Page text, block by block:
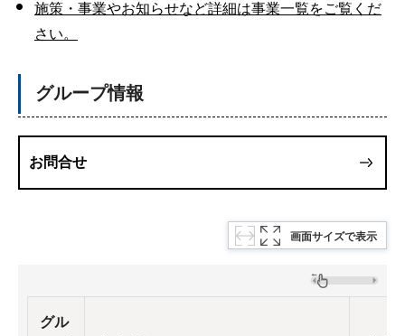
施策・事業やお知らせなど詳細は事業一覧をご覧くだ
さい。
グループ情報
お問合せ
画面サイズで表示
グル